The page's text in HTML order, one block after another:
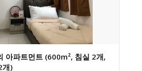
아파트먼트 (600m², 침실 2개,
개)